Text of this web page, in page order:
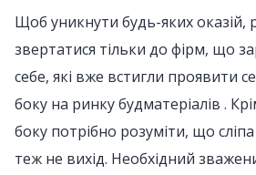
Щоб уникнути будь-яких оказій,
звертатися тільки до фірм, що
себе, які вже встигли проявити
боку на ринку будматеріалів .
боку потрібно розуміти, що
теж не вихід. Необхідний